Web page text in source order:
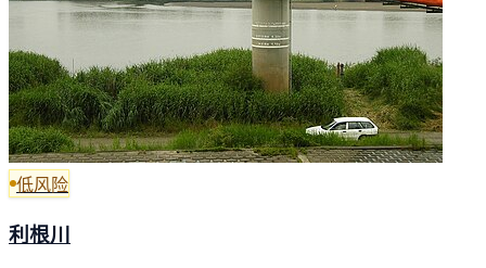
低风险
利根川